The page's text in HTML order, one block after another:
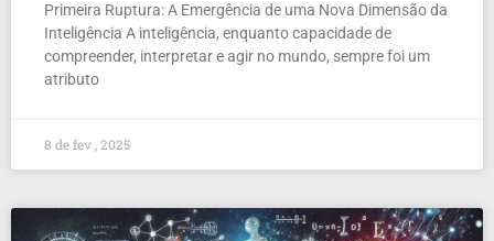
Primeira Ruptura: A Emergência de uma Nova Dimensão da
Inteligência A inteligência, enquanto capacidade de
compreender, interpretar e agir no mundo, sempre foi um
atributo
8 de fev , 2025